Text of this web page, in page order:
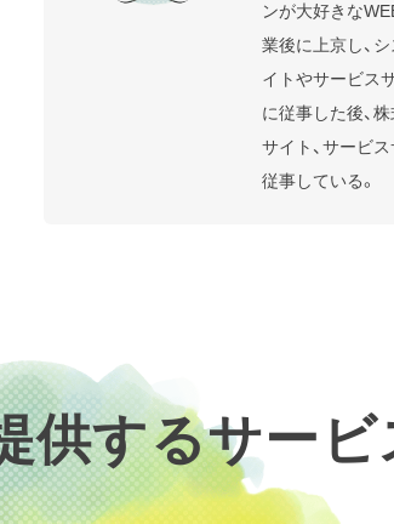
ンが大好きな
業後に上京し、
イトやサービス
に従事した後、
サイト、サービ
従事している。
供するサービ